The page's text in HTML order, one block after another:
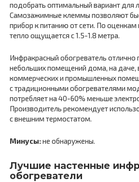
подобрать оптимальный вариант для
Самозажимные клеммы позволяют
прибор к питанию от сети. По оценкам
тепло ощущается с 1.5-1.8 метра.
Инфракрасный обогреватель отлично
небольших помещений дома, на даче,
коммерческих и промышленных
с традиционными обогревателями
потребляет на 40-60% меньше
Производитель рекомендует
с внешним термостатом.
Минусы:не обнаружены.
Лучшие настенные
обогреватели